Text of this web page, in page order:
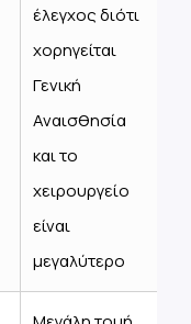
έλεγχος διότι
χορηγείται
Γενική
Αναισθησία
και το
χειρουργείο
είναι
μεγαλύτερο